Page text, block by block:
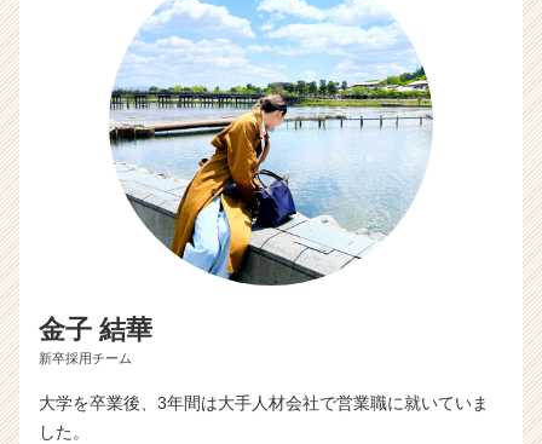
金子 結華
新卒採用チーム
大学を卒業後、3年間は大手人材会社で営業職に就いていま
した。